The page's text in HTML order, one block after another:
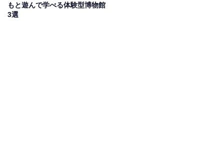
たハイキングにもおすすめです。月曜定休（祝日の場合
は翌日）。
もと遊んで学べる体験型博物館
3選